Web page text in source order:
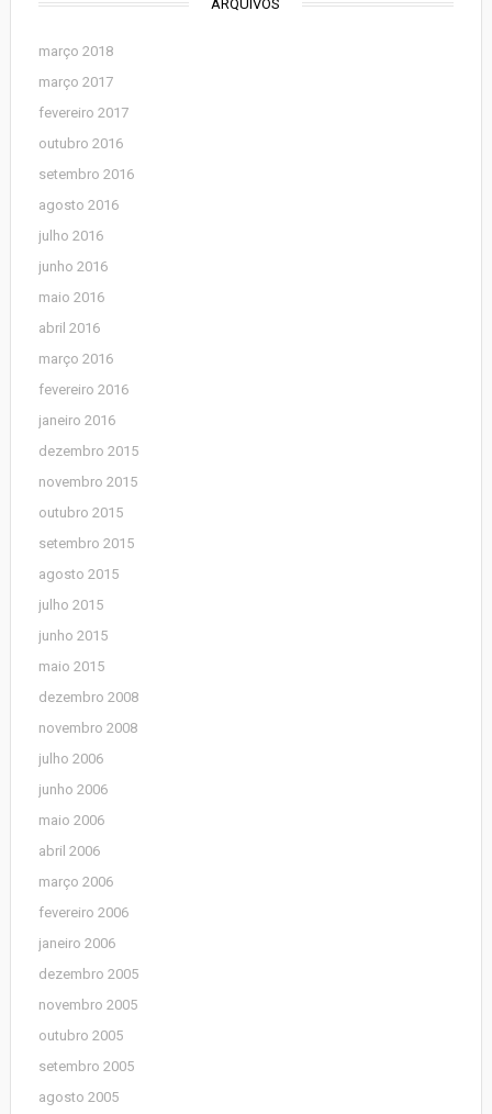
ARQUIVOS
março 2018
março 2017
fevereiro 2017
outubro 2016
setembro 2016
agosto 2016
julho 2016
junho 2016
maio 2016
abril 2016
março 2016
fevereiro 2016
janeiro 2016
dezembro 2015
novembro 2015
outubro 2015
setembro 2015
agosto 2015
julho 2015
junho 2015
maio 2015
dezembro 2008
novembro 2008
julho 2006
junho 2006
maio 2006
abril 2006
março 2006
fevereiro 2006
janeiro 2006
dezembro 2005
novembro 2005
outubro 2005
setembro 2005
agosto 2005